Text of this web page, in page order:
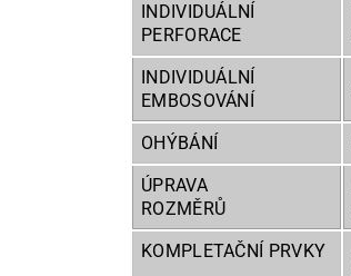
INDIVIDUÁLNÍ
PERFORACE
INDIVIDUÁLNÍ
EMBOSOVÁNÍ
OHÝBÁNÍ
ÚPRAVA
ROZMĚRŮ
KOMPLETAČNÍ PRVKY